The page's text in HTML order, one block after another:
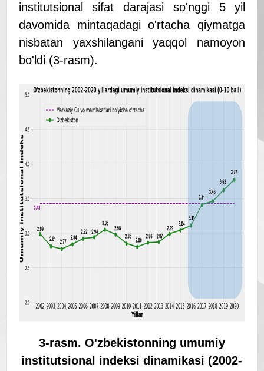
institutsional sifat darajasi so'nggi 5 yil
davomida mintaqadagi o'rtacha qiymatga
nisbatan yaxshilangani yaqqol namoyon
bo'ldi (3-rasm).
3-rasm. O'zbekistonning umumiy
institutsional indeksi dinamikasi (2002-